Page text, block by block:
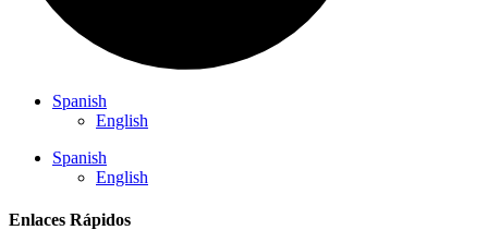
Spanish
English
Spanish
English
Enlaces Rápidos